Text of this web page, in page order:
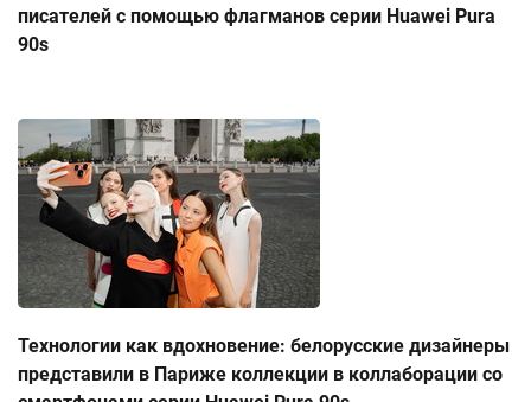
писателей с помощью флагманов серии Huawei Pura
90s
Технологии как вдохновение: белорусские дизайнеры
представили в Париже коллекции в коллаборации со